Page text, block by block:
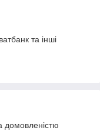
та інші
домовленістю